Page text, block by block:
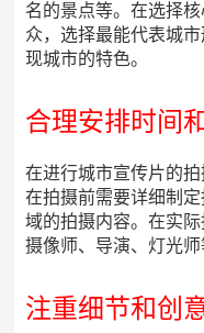
名的景点等。在选择
众，选择最能代表城
现城市的特色。
合理安排时间
在进行城市宣传片的
在拍摄前需要详细制
域的拍摄内容。在实
摄像师、导演、灯光
注重细节和创